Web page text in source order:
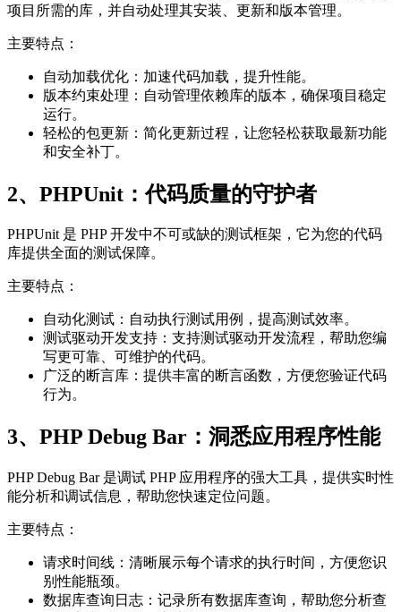
项目所需的库，并自动处理其安装、更新和版本管理。
主要特点：
自动加载优化：加速代码加载，提升性能。
版本约束处理：自动管理依赖库的版本，确保项目稳定
运行。
轻松的包更新：简化更新过程，让您轻松获取最新功能
和安全补丁。
2、PHPUnit：代码质量的守护者
PHPUnit 是 PHP 开发中不可或缺的测试框架，它为您的代码
库提供全面的测试保障。
主要特点：
自动化测试：自动执行测试用例，提高测试效率。
测试驱动开发支持：支持测试驱动开发流程，帮助您编
写更可靠、可维护的代码。
广泛的断言库：提供丰富的断言函数，方便您验证代码
行为。
3、PHP Debug Bar：洞悉应用程序性能
PHP Debug Bar 是调试 PHP 应用程序的强大工具，提供实时性
能分析和调试信息，帮助您快速定位问题。
主要特点：
请求时间线：清晰展示每个请求的执行时间，方便您识
别性能瓶颈。
数据库查询日志：记录所有数据库查询，帮助您分析查